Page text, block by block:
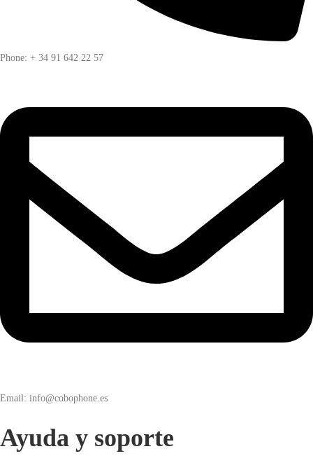
Phone: + 34 91 642 22 57
Email: info@cobophone.es
Ayuda y soporte